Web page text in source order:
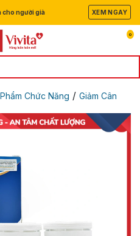
cho người già XEM NGAY
0
Chức Năng / Giảm Cân